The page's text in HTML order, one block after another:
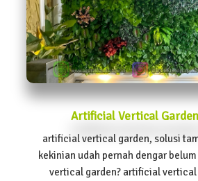
Artificial Vertical
artificial vertical garden, solusi
kekinian udah pernah dengar
vertical garden? artificial vertical